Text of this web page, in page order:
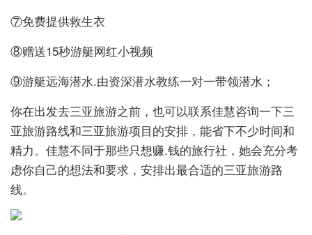
⑦免费提供救生衣
⑧赠送15秒游艇网红小视频
⑨游艇远海潜水.由资深潜水教练一对一带领潜水；
你在出发去三亚旅游之前，也可以联系佳慧咨询一下三
亚旅游路线和三亚旅游项目的安排，能省下不少时间和
精力。佳慧不同于那些只想赚.钱的旅行社，她会充分考
虑你自己的想法和要求，安排出最合适的三亚旅游路
线。